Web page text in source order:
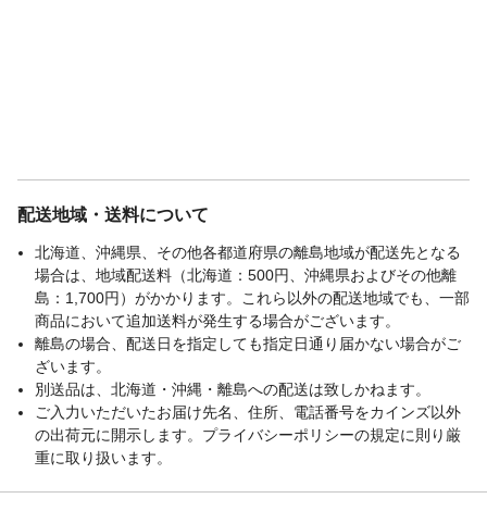
配送地域・送料について
北海道、沖縄県、その他各都道府県の離島地域が配送先となる
場合は、地域配送料（北海道：500円、沖縄県およびその他離
島：1,700円）がかかります。これら以外の配送地域でも、一部
商品において追加送料が発生する場合がございます。
離島の場合、配送日を指定しても指定日通り届かない場合がご
ざいます。
別送品は、北海道・沖縄・離島への配送は致しかねます。
ご入力いただいたお届け先名、住所、電話番号をカインズ以外
の出荷元に開示します。プライバシーポリシーの規定に則り厳
重に取り扱います。